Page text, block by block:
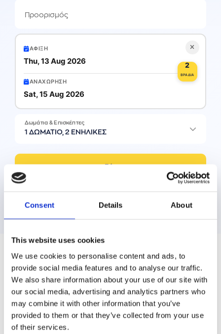
Consent Details About
This website uses cookies
We use cookies to personalise content and ads, to
provide social media features and to analyse our traffic.
We also share information about your use of our site with
our social media, advertising and analytics partners who
may combine it with other information that you’ve
provided to them or that they’ve collected from your use
of their services.
Προορισμός
ΆΦΙΞΗ
Thu, 13 Aug 2026 2
ΒΡΆΔΙΑ
ΑΝΑΧΏΡΗΣΗ
Sat, 15 Aug 2026
1 ΔΩΜΆΤΙΟ, 2 ΕΝΉΛΙΚΕΣ
Δωμάτια & Επισκέπτες
🏨
Μεγάλη Επιλογή
Επιλέξτε από χιλιάδες επαληθευμένα ξενοδοχεία σε
όλη την Ελλάδα και όχι μόνο